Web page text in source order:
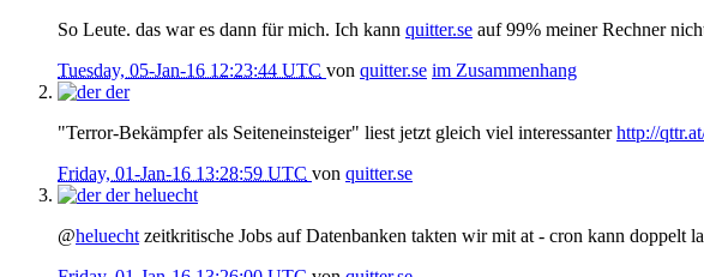
So Leute. das war es dann für mich. Ich kann quitter.se auf 99% meiner Rechner
Tuesday, 05-Jan-16 12:23:44 UTC von quitter.se im Zusammenhang
der
"Terror-Bekämpfer als Seiteneinsteiger" liest jetzt gleich viel interessanterhttp://
Friday, 01-Jan-16 13:28:59 UTC von quitter.se
der heluecht
@heluecht zeitkritische Jobs auf Datenbanken takten wir mit at - cron kann doppelt